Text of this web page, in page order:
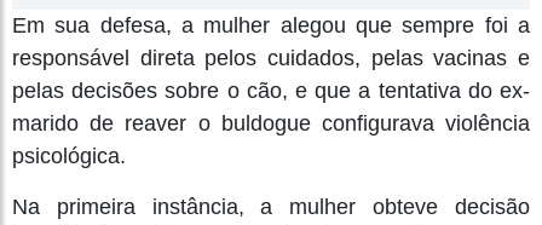
Em sua defesa, a mulher alegou que sempre foi a
responsável direta pelos cuidados, pelas vacinas e
pelas decisões sobre o cão, e que a tentativa do ex-
marido de reaver o buldogue configurava violência
psicológica.
Na primeira instância, a mulher obteve decisão